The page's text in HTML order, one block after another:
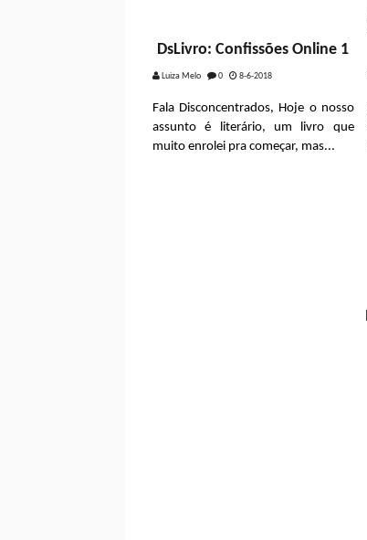
DsLivro: Confissões Online 1
Luiza Melo 0 8-6-2018
Fala Disconcentrados, Hoje o nosso
assunto é literário, um livro que
muito enrolei pra começar, mas...